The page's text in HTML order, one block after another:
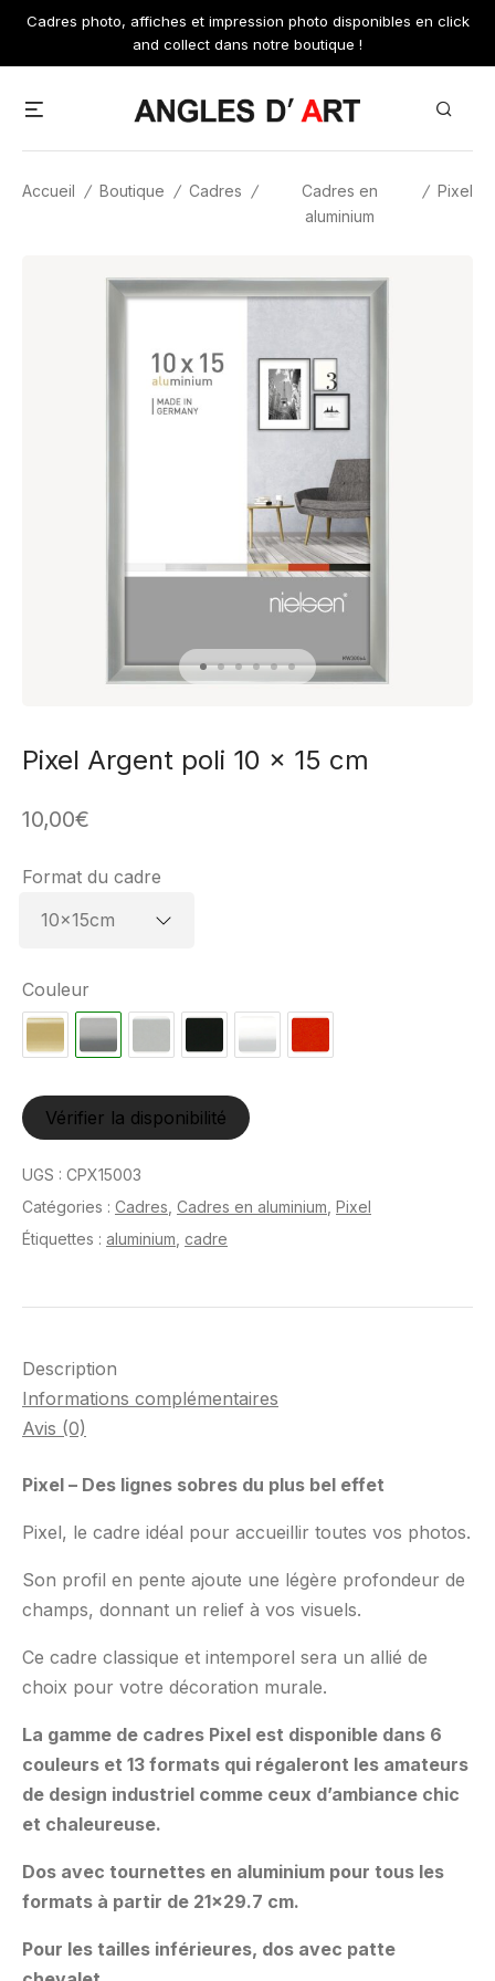
Skip
content
Cadres photo, affiches et impression photo disponibles en click
and collect dans notre boutique !
Accueil / Boutique / Cadres /
Cadres en
aluminium
/ Pixel
Pixel Argent poli 10 x 15 cm
10,00€
Format du cadre
Couleur
Vérifier la disponibilité
UGS : CPX15003
Catégories : Cadres Cadres en aluminium Pixel
Étiquettes : aluminium cadre
Description
Informations complémentaires
Avis (0)
Pixel – Des lignes sobres du plus bel effet
Pixel, le cadre idéal pour accueillir toutes vos photos.
Son profil en pente ajoute une légère profondeur de
champs, donnant un relief à vos visuels.
Ce cadre classique et intemporel sera un allié de
choix pour votre décoration murale.
La gamme de cadres Pixel est disponible dans 6
couleurs et 13 formats qui régaleront les amateurs
de design industriel comme ceux d’ambiance chic
et chaleureuse.
Dos avec tournettes en aluminium pour tous les
formats à partir de 21×29.7 cm.
Pour les tailles inférieures, dos avec patte